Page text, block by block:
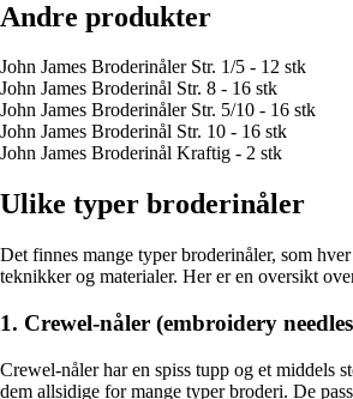
Andre produkter
John James Broderinåler Str. 1/5 - 12 stk
John James Broderinål Str. 8 - 16 stk
John James Broderinåler Str. 5/10 - 16 stk
John James Broderinål Str. 10 - 16 stk
John James Broderinål Kraftig - 2 stk
Ulike typer broderinåler
Det finnes mange typer broderinåler, som
teknikker og materialer. Her er en oversikt
1. Crewel-nåler (embroidery
Crewel-nåler har en spiss tupp og et middels
dem allsidige for mange typer broderi. De